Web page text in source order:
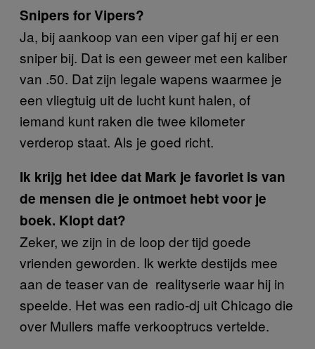
Snipers for Vipers?
Ja, bij aankoop van een viper gaf hij er een
sniper bij. Dat is een geweer met een kaliber
van .50. Dat zijn legale wapens waarmee je
een vliegtuig uit de lucht kunt halen, of
iemand kunt raken die twee kilometer
verderop staat. Als je goed richt.
Ik krijg het idee dat Mark je favoriet is van
de mensen die je ontmoet hebt voor je
boek. Klopt dat?
Zeker, we zijn in de loop der tijd goede
vrienden geworden. Ik werkte destijds mee
aan de teaser van de realityserie waar hij in
speelde. Het was een radio-dj uit Chicago die
over Mullers maffe verkooptrucs vertelde.